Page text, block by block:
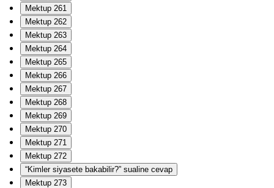
Mektup 261
Mektup 262
Mektup 263
Mektup 264
Mektup 265
Mektup 266
Mektup 267
Mektup 268
Mektup 269
Mektup 270
Mektup 271
Mektup 272
“Kimler siyasete bakabilir?” sualine cevap
Mektup 273